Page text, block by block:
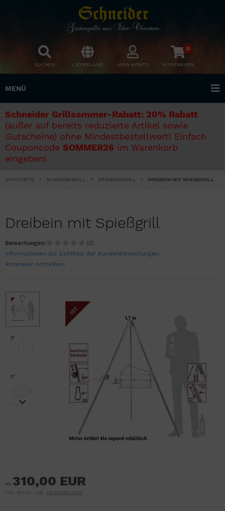
SUCHEN LIEFERLAND MEIN KONTO
0
WARENKORB
MENÜ
Schneider Grillsommer-Rabatt: 20% Rabatt
(außer auf bereits reduzierte Artikel sowie
Gutscheine) ohne Mindestbestellwert! Einfach
Couponcode SOMMER26 im Warenkorb
eingeben!
STARTSEITE SCHWENKGRILL DREIBEINGRILL DREIBEIN MIT SPIESSGRILL
Dreibein mit Spießgrill
Bewertungen:
(0)
Informationen zur Echtheit der Kundenbewertungen
Rezension schreiben
ab 310,00 EUR
inkl. MwSt. zzgl. Versandkosten